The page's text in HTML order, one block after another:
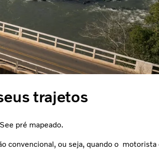
trajetos
pré mapeado.
convencional, ou seja, quando o motorista